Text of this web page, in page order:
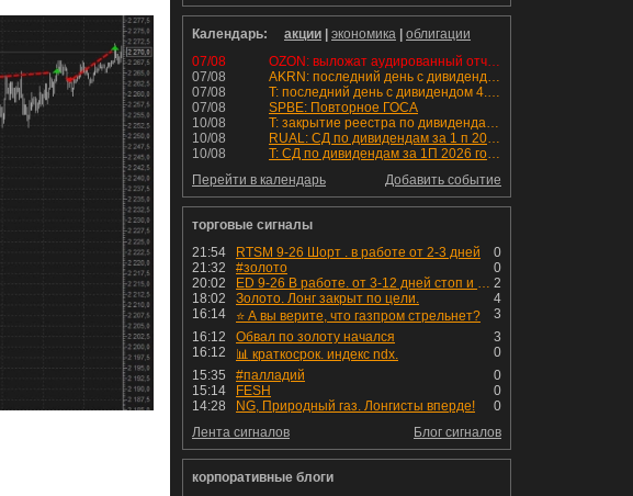
Календарь: акции экономика
облигации
07/08
OZON: выложат аудированный отчет МСФО 1П2026
07/08
AKRN: последний день с дивидендом 235 руб
07/08
T: последний день с дивидендом 4.6 руб
07/08
SPBE: Повторное ГОСА
10/08
T: закрытие реестра по дивидендам 4.6 руб
10/08
RUAL: СД по дивидендам за 1 п 2026 года.
10/08
T: СД по дивидендам за 1П 2026 года.
Добавить событие
Перейти в календарь
торговые сигналы
21:54
0
RTSM 9-26 Шорт . в работе от 2-3 дней
21:32
0
#золото
20:02
2
ED 9-26 В работе. от 3-12 дней стоп и профит установлен
18:02
4
Золото. Лонг закрыт по цели.
16:14
3
⭐️ А вы верите, что газпром стрельнет?
16:12
3
Обвал по золоту начался
16:12
0
📊 краткосрок. индекс ndx.
15:35
0
#палладий
15:14
0
FESH
14:28
0
NG, Природный газ. Лонгисты вперде!
Блог сигналов
Лента сигналов
корпоративные блоги